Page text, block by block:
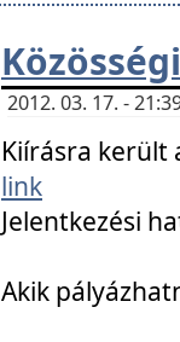
2012. 03. 17. -
Kiírásra került
link
Jelentkezési
Akik